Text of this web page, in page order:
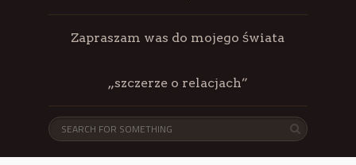
Zapraszam was do mojego świata
„szczerze o relacjach”